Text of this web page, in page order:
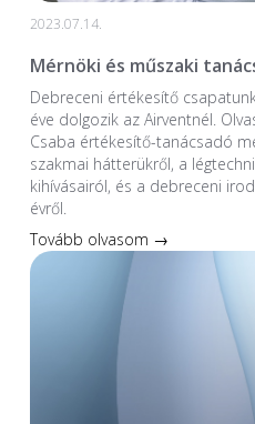
2023.07.14.
Mérnöki és műszaki
Debreceni értékesítő
éve dolgozik az Airventnél.
Csaba értékesítő-tanácsadó
szakmai hátterükről, a
kihívásairól, és a debreceni
évről.
Tovább olvasom →